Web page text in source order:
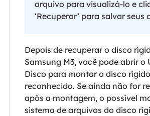
arquivo para visualizá-lo e
‘Recuperar’ para salvar seus
Depois de recuperar o disco
Samsung M3, você pode abrir o
Disco para montar o disco
reconhecido. Se ainda não for
após a montagem, o possível
sistema de arquivos do disco